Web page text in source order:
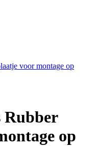
voor montage op
Rubber
op